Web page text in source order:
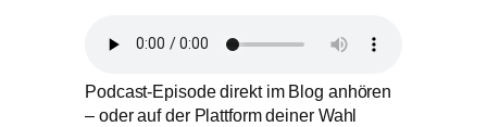
Podcast-Episode direkt im Blog anhören
– oder auf der Plattform deiner Wahl